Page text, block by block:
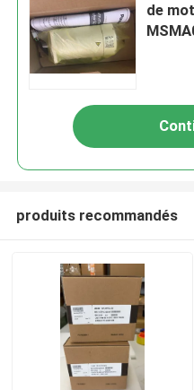
de
produits recommandés